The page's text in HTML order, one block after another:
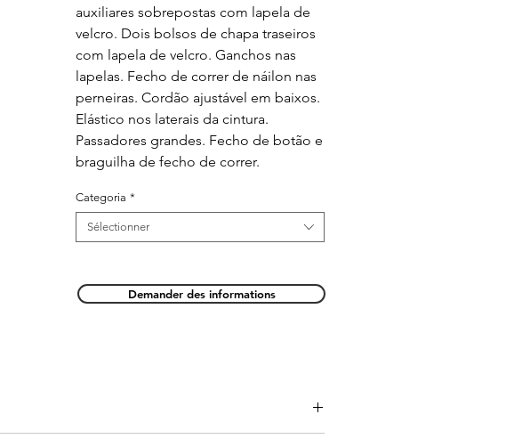
auxiliares sobrepostas com lapela de
velcro. Dois bolsos de chapa traseiros
com lapela de velcro. Ganchos nas
lapelas. Fecho de correr de náilon nas
perneiras. Cordão ajustável em baixos.
Elástico nos laterais da cintura.
Passadores grandes. Fecho de botão e
braguilha de fecho de correr.
Categoria *
Sélectionner
Demander des informations